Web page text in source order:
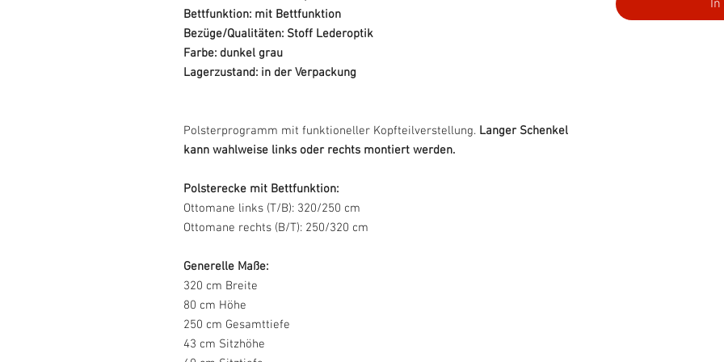
Bettfunktion: mit Bettfunktion
Bezüge/Qualitäten: Stoff Lederoptik
Farbe: dunkel grau
Lagerzustand: in der Verpackung
Polsterprogramm mit funktioneller Kopfteilverstellung. Langer Schenkel
kann wahlweise links oder rechts montiert werden.
Polsterecke mit Bettfunktion:
Ottomane links (T/B): 320/250 cm
Ottomane rechts (B/T): 250/320 cm
Generelle Maße:
320 cm Breite
80 cm Höhe
250 cm Gesamttiefe
43 cm Sitzhöhe
In